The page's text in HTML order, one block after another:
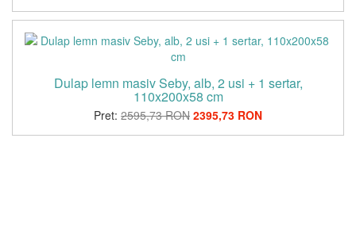
Dulap lemn masiv Seby, alb, 2 usi + 1 sertar,
110x200x58 cm
Pret: 2595,73 RON 2395,73 RON